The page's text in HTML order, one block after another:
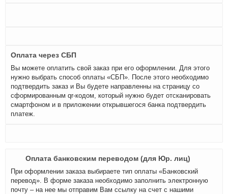
Оплата через СБП
Вы можете оплатить свой заказ при его оформлении. Для этого
нужно выбрать способ оплаты «СБП». После этого необходимо
подтвердить заказ и Вы будете направленны на страницу со
сформированным qr-кодом, который нужно будет отсканировать
смартфоном и в приложении открывшегося банка подтвердить
платеж.
Оплата банковским переводом (для Юр. лиц)
При оформлении заказа выбираете тип оплаты «Банковский
перевод». В форме заказа необходимо заполнить электронную
почту – на нее мы отправим Вам ссылку на счет с нашими